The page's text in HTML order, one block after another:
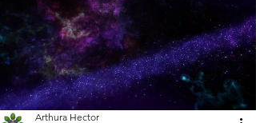
Arthura Hector